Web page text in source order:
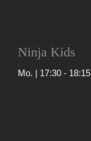
Ninja Kids
Mo. | 17:30 - 18:15